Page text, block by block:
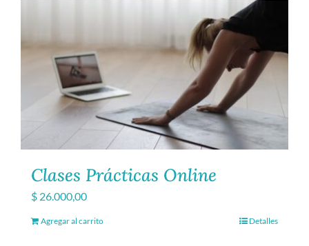
Clases Prácticas Online
$ 26.000,00
Agregar al carrito Detalles